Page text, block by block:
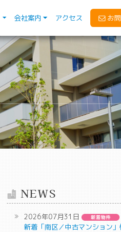
会社案内 アクセス お
NEWS
2026年07月31日
新着「南区／中古マンション